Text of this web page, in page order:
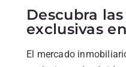
Descubra las
exclusivas en
El mercado